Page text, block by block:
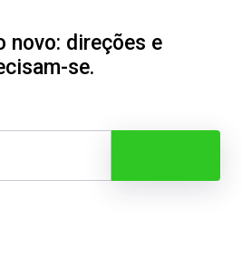
novo: direções e
se.